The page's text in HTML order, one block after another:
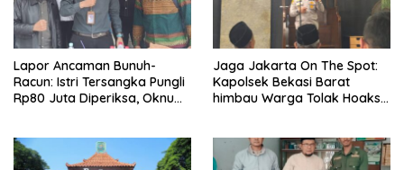
Lapor Ancaman Bunuh-
Racun: Istri Tersangka Pungli
Rp80 Juta Diperiksa, Oknum
Jaga Jakarta On The Spot:
Kapolsek Bekasi Barat
himbau Warga Tolak Hoaks